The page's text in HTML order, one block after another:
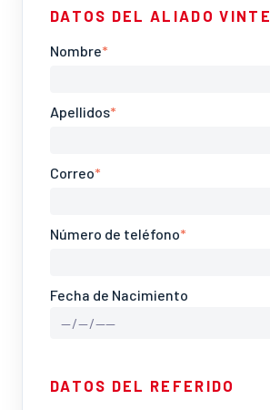
DATOS DEL ALIADO VINTE
Nombre*
Apellidos*
Correo*
Número de teléfono*
Fecha de Nacimiento
DATOS DEL REFERIDO